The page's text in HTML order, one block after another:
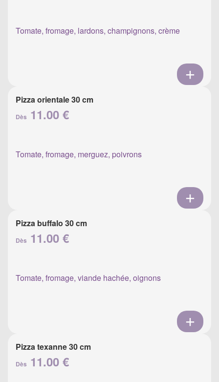
Tomate, fromage, lardons, champignons, crème
Pizza orientale 30 cm
Dès 11.00 €
Tomate, fromage, merguez, poivrons
Pizza buffalo 30 cm
Dès 11.00 €
Tomate, fromage, viande hachée, oignons
Pizza texanne 30 cm
Dès 11.00 €